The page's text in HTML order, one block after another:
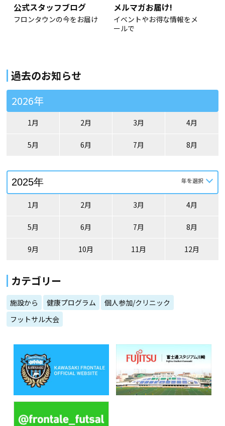
公式スタッフブログ
フロンタウンの今をお届け
メルマガお届け!
イベントやお得な情報をメ
ールで
過去のお知らせ
2026年
1月 2月 3月 4月
5月 6月 7月 8月
1月 2月 3月 4月
5月 6月 7月 8月
9月 10月 11月 12月
カテゴリー
施設から 健康プログラム
個人参加/クリニック
フットサル大会